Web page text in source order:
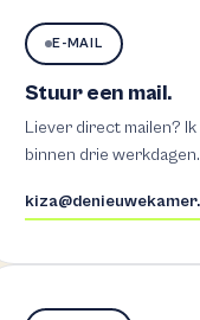
E-MAIL
Stuur een mail.
Liever direct mailen?
binnen drie werkdagen.